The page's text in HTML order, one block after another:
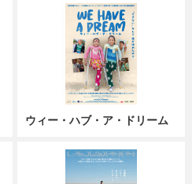
ウィー・ハブ・ア・ドリーム